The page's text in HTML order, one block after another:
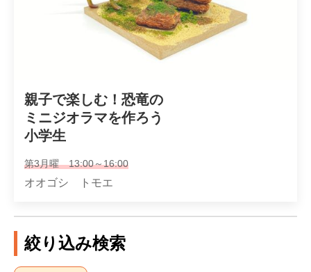
親子で楽しむ！恐竜の
ミニジオラマを作ろう
小学生
第3月曜 13:00～16:00
オオゴシ トモエ
絞り込み検索